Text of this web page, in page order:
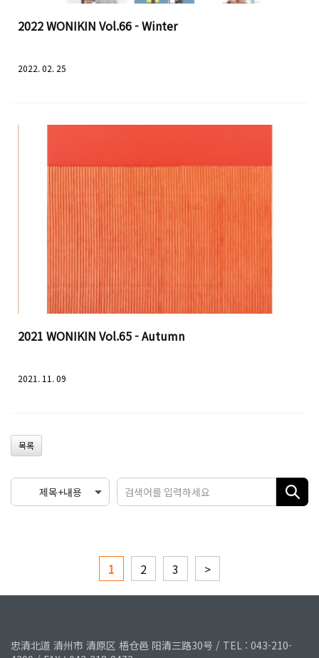
2022 WONIKIN Vol.66 - Winter
2022. 02. 25
2021 WONIKIN Vol.65 - Autumn
2021. 11. 09
목록
1 2 3 >
忠清北道 清州市 清原区 梧仓邑 阳清三路30号 / TEL : 043-210-